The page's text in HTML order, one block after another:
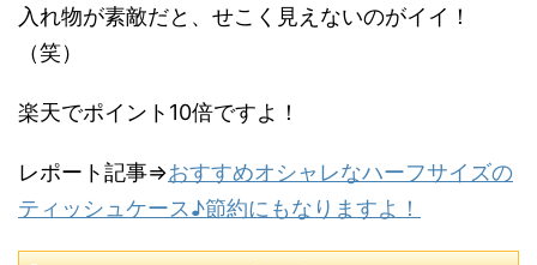
入れ物が素敵だと、せこく見えないのがイイ！
（笑）
楽天でポイント10倍ですよ！
レポート記事⇒おすすめオシャレなハーフサイズの
ティッシュケース♪節約にもなりますよ！